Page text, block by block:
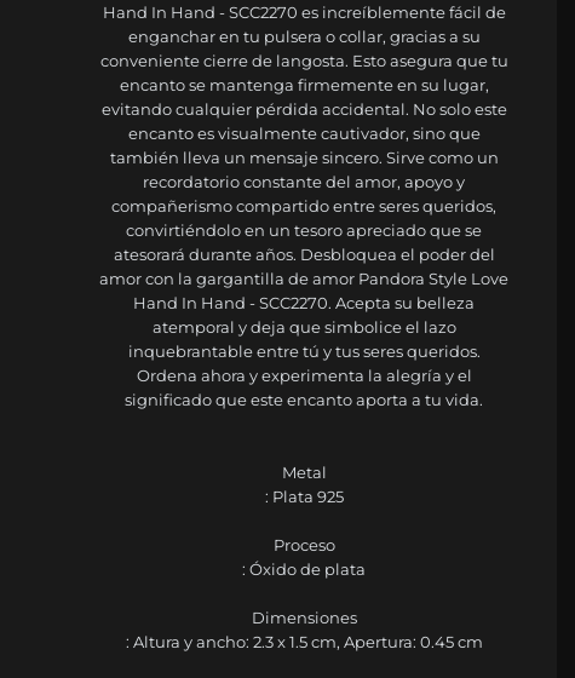
Hand In Hand - SCC2270 es increíblemente fácil de
enganchar en tu pulsera o collar, gracias a su
conveniente cierre de langosta. Esto asegura que tu
encanto se mantenga firmemente en su lugar,
evitando cualquier pérdida accidental. No solo este
encanto es visualmente cautivador, sino que
también lleva un mensaje sincero. Sirve como un
recordatorio constante del amor, apoyo y
compañerismo compartido entre seres queridos,
convirtiéndolo en un tesoro apreciado que se
atesorará durante años. Desbloquea el poder del
amor con la gargantilla de amor Pandora Style Love
Hand In Hand - SCC2270. Acepta su belleza
atemporal y deja que simbolice el lazo
inquebrantable entre tú y tus seres queridos.
Ordena ahora y experimenta la alegría y el
significado que este encanto aporta a tu vida.
Metal
: Plata 925
Proceso
: Óxido de plata
Dimensiones
: Altura y ancho: 2.3 x 1.5 cm, Apertura: 0.45 cm